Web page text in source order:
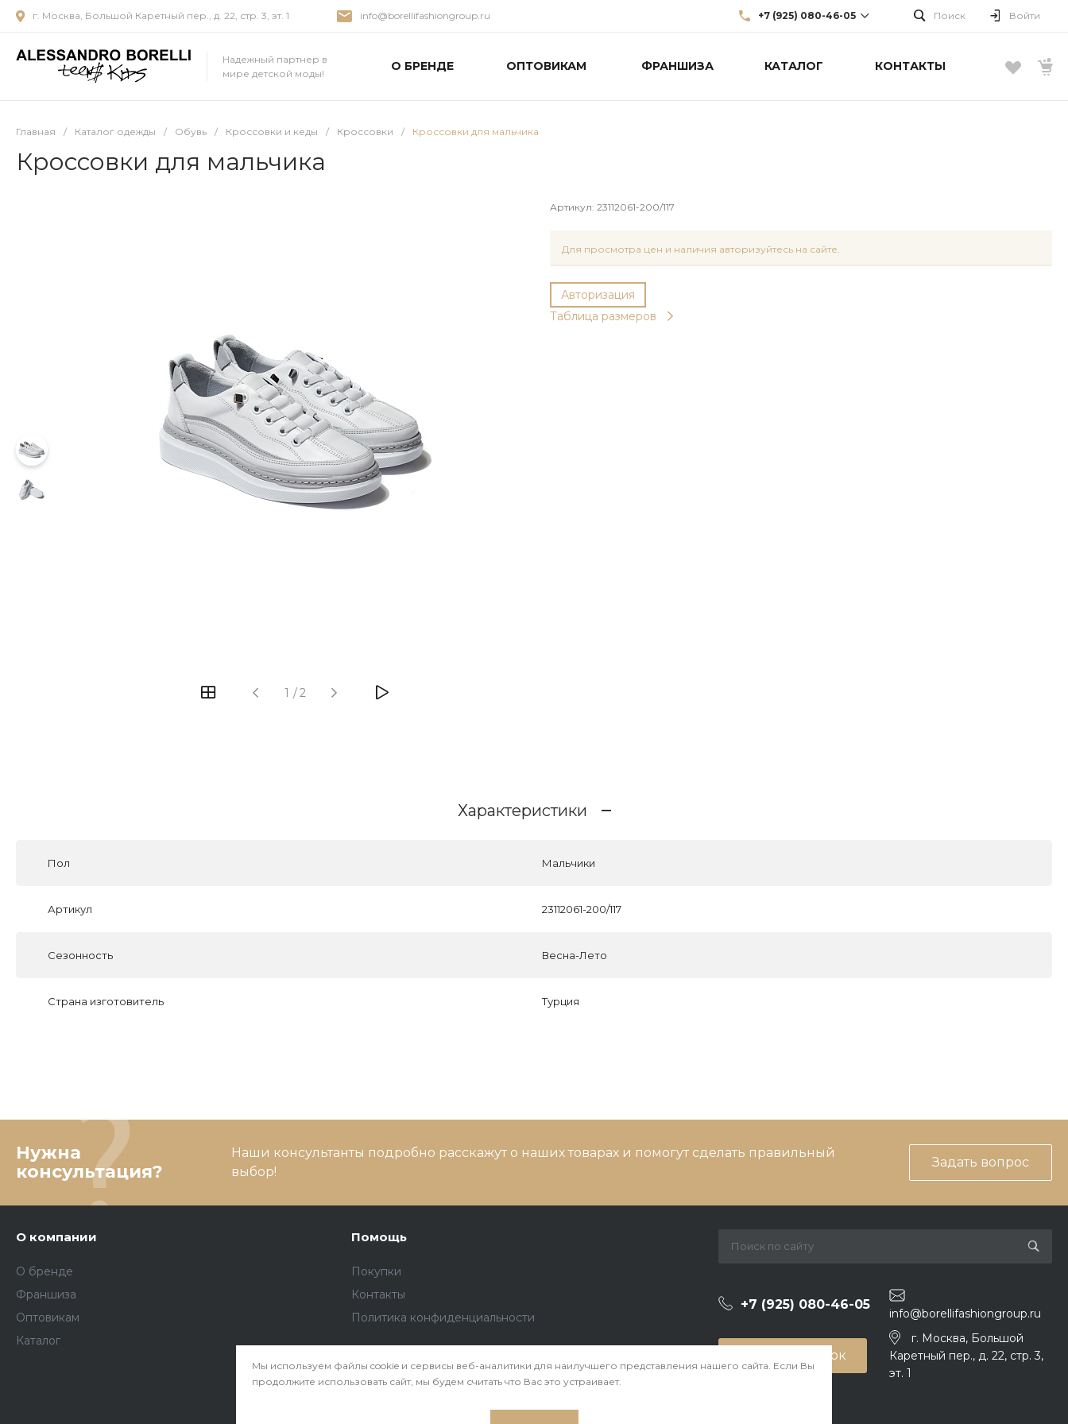
г. Москва, Большой Каретный пер., д. 22, стр. 3, эт. 1 info@borellifashiongroup.ru +7 (925) 080-46-05 Поиск Войти
Надежный партнер в
мире детской моды!
О БРЕНДЕ ОПТОВИКАМ ФРАНШИЗА КАТАЛОГ КОНТАКТЫ
Главная / Каталог одежды / Обувь / Кроссовки и кеды / Кроссовки / Кроссовки для мальчика
Кроссовки для мальчика
1 /2
Артикул: 23112061-200/117
Для просмотра цен и наличия авторизуйтесь на сайте.
Авторизация
Таблица размеров
Характеристики
Пол Мальчики
Артикул 23112061-200/117
Сезонность Весна-Лето
Страна изготовитель Турция
Нужна
консультация?
Наши консультанты подробно расскажут о наших товарах и помогут сделать правильный
выбор!
Задать вопрос
О компании
О бренде
Франшиза
Оптовикам
Каталог
Помощь
Покупки
Контакты
Политика конфиденциальности
+7 (925) 080-46-05
info@borellifashiongroup.ru
Заказать звонок
г. Москва, Большой
Каретный пер., д. 22, стр. 3,
эт. 1
Мы используем файлы cookie и сервисы веб-аналитики для наилучшего представления нашего сайта. Если Вы
продолжите использовать сайт, мы будем считать что Вас это устраивает.